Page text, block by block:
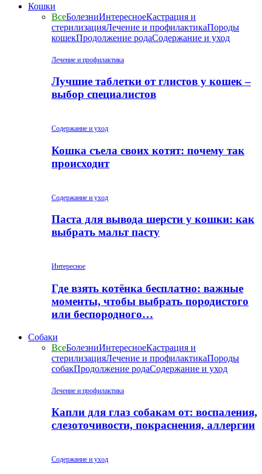
Кошки
ВсеБолезниИнтересноеКастрация и
стерилизацияЛечение и профилактикаПороды
кошекПродолжение родаСодержание и уход
Лечение и профилактика
Лучшие таблетки от глистов у кошек –
выбор специалистов
Содержание и уход
Кошка съела своих котят: почему так
происходит
Содержание и уход
Паста для вывода шерсти у кошки: как
выбрать мальт пасту
Интересное
Где взять котёнка бесплатно: важные
моменты, чтобы выбрать породистого
или беспородного…
Собаки
ВсеБолезниИнтересноеКастрация и
стерилизацияЛечение и профилактикаПороды
собакПродолжение родаСодержание и уход
Лечение и профилактика
Капли для глаз собакам от: воспаления,
слезоточивости, покраснения, аллергии
Содержание и уход